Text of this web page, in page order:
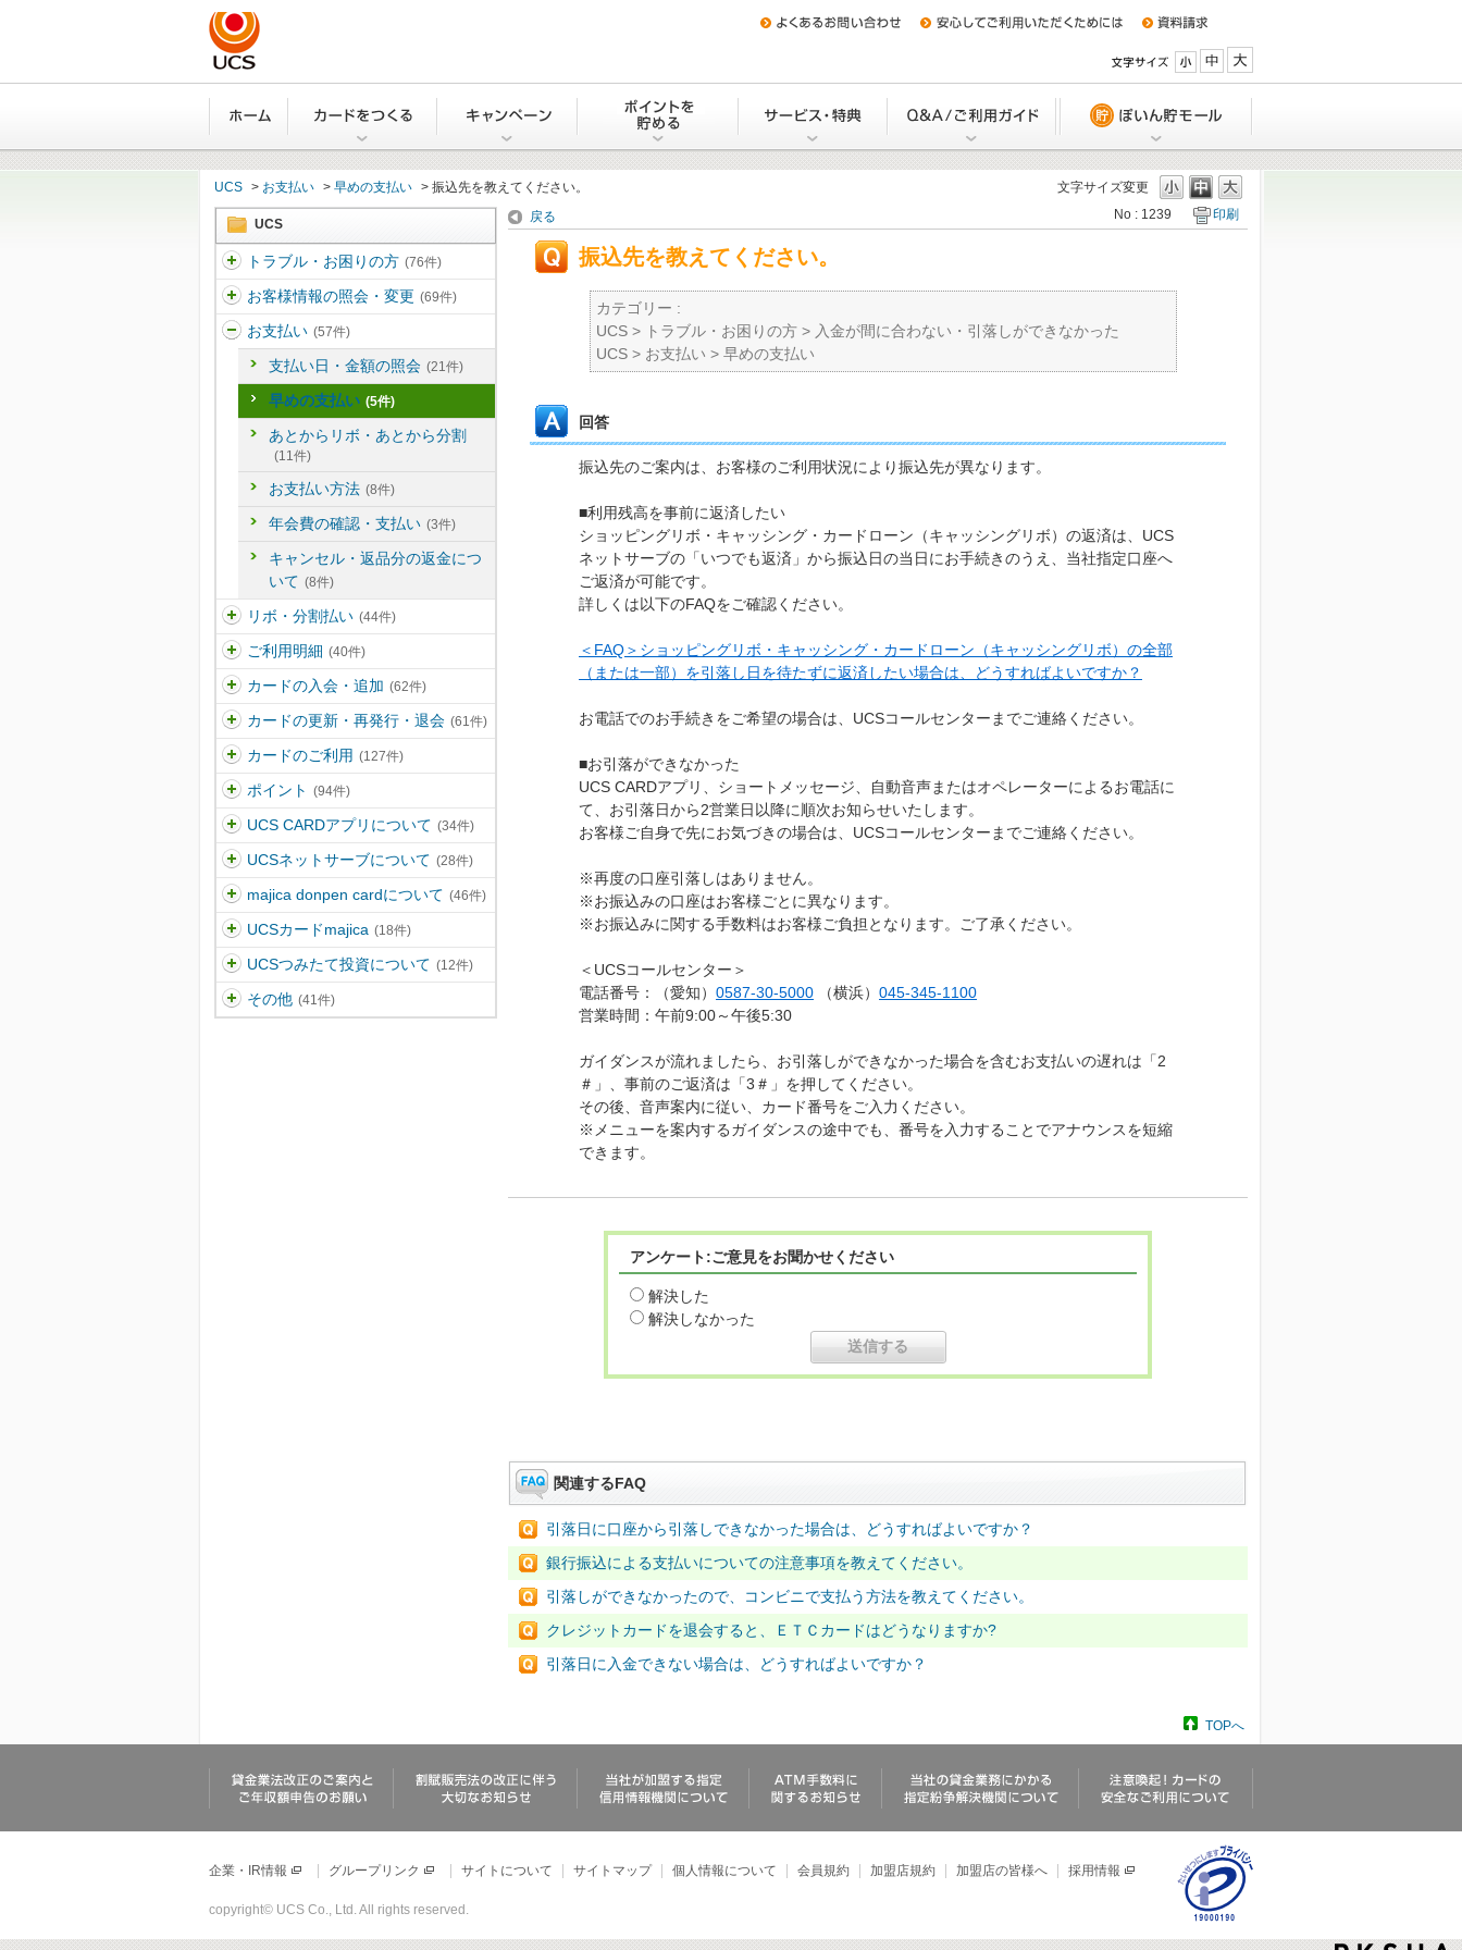
小 中
文字サイズ変更
UCS > お支払い > 早めの支払い > 振込先を教えてください。
UCS
トラブル・お困りの方 (76件)
お客様情報の照会・変更 (69件)
お支払い (57件)
支払い日・金額の照会 (21件)
早めの支払い (5件)
あとからリボ・あとから分割
(11件)
お支払い方法 (8件)
年会費の確認・支払い (3件)
キャンセル・返品分の返金につ
いて (8件)
リボ・分割払い (44件)
ご利用明細 (40件)
カードの入会・追加 (62件)
カードの更新・再発行・退会 (61件)
カードのご利用 (127件)
ポイント (94件)
UCS CARDアプリについて (34件)
UCSネットサーブについて (28件)
majica donpen cardについて (46件)
UCSカードmajica (18件)
UCSつみたて投資について (12件)
その他 (41件)
戻る No : 1239 印刷
振込先を教えてください。
カテゴリー :
UCS > トラブル・お困りの方 > 入金が間に合わない・引落しができなかった
UCS > お支払い > 早めの支払い
回答
振込先のご案内は、お客様のご利用状況により振込先が異なります。
■利用残高を事前に返済したい
ショッピングリボ・キャッシング・カードローン（キャッシングリボ）の返済は、UCS
ネットサーブの「いつでも返済」から振込日の当日にお手続きのうえ、当社指定口座へ
ご返済が可能です。
詳しくは以下のFAQをご確認ください。
＜FAQ＞ショッピングリボ・キャッシング・カードローン（キャッシングリボ）の全部
（または一部）を引落し日を待たずに返済したい場合は、どうすればよいですか？
お電話でのお手続きをご希望の場合は、UCSコールセンターまでご連絡ください。
■お引落ができなかった
UCS CARDアプリ、ショートメッセージ、自動音声またはオペレーターによるお電話に
て、お引落日から2営業日以降に順次お知らせいたします。
お客様ご自身で先にお気づきの場合は、UCSコールセンターまでご連絡ください。
※再度の口座引落しはありません。
※お振込みの口座はお客様ごとに異なります。
※お振込みに関する手数料はお客様ご負担となります。ご了承ください。
＜UCSコールセンター＞
電話番号：（愛知） 0587-30-5000 （横浜） 045-345-1100
営業時間：午前9:00～午後5:30
ガイダンスが流れましたら、お引落しができなかった場合を含むお支払いの遅れは「2
＃」、事前のご返済は「3＃」を押してください。
その後、音声案内に従い、カード番号をご入力ください。
※メニューを案内するガイダンスの途中でも、番号を入力することでアナウンスを短縮
できます。
アンケート:ご意見をお聞かせください
解決した
解決しなかった
関連するFAQ
引落日に口座から引落しできなかった場合は、どうすればよいですか？
銀行振込による支払いについての注意事項を教えてください。
引落しができなかったので、コンビニで支払う方法を教えてください。
クレジットカードを退会すると、ＥＴＣカードはどうなりますか?
引落日に入金できない場合は、どうすればよいですか？
TOPへ
企業・IR情報 グループリンク サイトについて サイトマップ 個人情報について 会員規約 加盟店規約 加盟店の皆様へ 採用情報
copyright© UCS Co., Ltd. All rights reserved.